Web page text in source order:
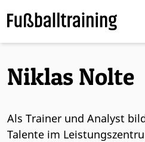
Niklas Nolte
Als Trainer und Analyst
Talente im